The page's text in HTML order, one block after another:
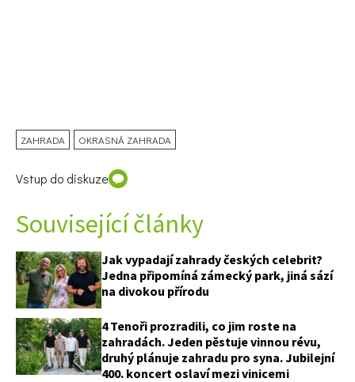
ZAHRADA OKRASNÁ ZAHRADA
Vstup do diskuze
Související články
Jak vypadají zahrady českých celebrit?
Jedna připomíná zámecký park, jiná sází
na divokou přírodu
4 Tenoři prozradili, co jim roste na
zahradách. Jeden pěstuje vinnou révu,
druhý plánuje zahradu pro syna. Jubilejní
400. koncert oslaví mezi vinicemi